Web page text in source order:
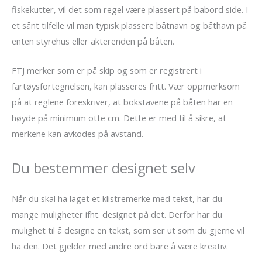
fiskekutter, vil det som regel være plassert på babord side. I
et sånt tilfelle vil man typisk plassere båtnavn og båthavn på
enten styrehus eller akterenden på båten.
FTJ merker som er på skip og som er registrert i
fartøysfortegnelsen, kan plasseres fritt. Vær oppmerksom
på at reglene foreskriver, at bokstavene på båten har en
høyde på minimum otte cm. Dette er med til å sikre, at
merkene kan avkodes på avstand.
Du bestemmer designet selv
Når du skal ha laget et klistremerke med tekst, har du
mange muligheter ifht. designet på det. Derfor har du
mulighet til å designe en tekst, som ser ut som du gjerne vil
ha den. Det gjelder med andre ord bare å være kreativ.